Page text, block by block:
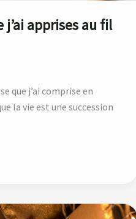
j’ai apprises au fil
que j’ai comprise en
la vie est une succession